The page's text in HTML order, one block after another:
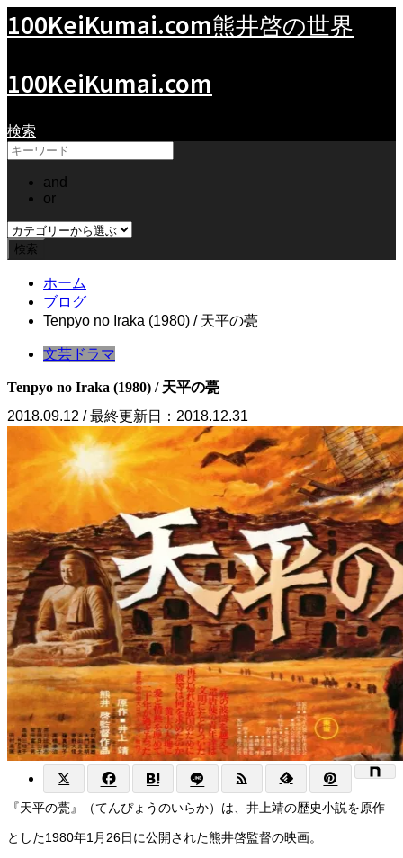
100KeiKumai.com熊井啓の世界
100KeiKumai.com
検索
and
or
ホーム
ブログ
Tenpyo no Iraka (1980) / 天平の甍
文芸ドラマ
Tenpyo no Iraka (1980) / 天平の甍
2018.09.12 / 最終更新日：2018.12.31
『天平の甍』（てんぴょうのいらか）は、井上靖の歴史小説を原作
とした1980年1月26日に公開された熊井啓監督の映画。